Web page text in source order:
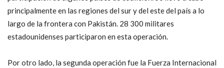
principalmente en las regiones del sur y del este del país a lo
largo de la frontera con Pakistán. 28 300 militares
estadounidenses participaron en esta operación.
Por otro lado, la segunda operación fue la Fuerza Internacional